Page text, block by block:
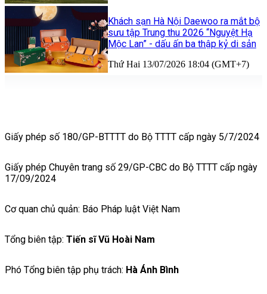
Khách sạn Hà Nội Daewoo ra mắt bộ
sưu tập Trung thu 2026 “Nguyệt Hạ
Mộc Lan” - dấu ấn ba thập kỷ di sản
Thứ Hai 13/07/2026 18:04 (GMT+7)
Giấy phép số 180/GP-BTTTT do Bộ TTTT cấp ngày 5/7/2024
Giấy phép Chuyên trang số 29/GP-CBC do Bộ TTTT cấp ngày
17/09/2024
Cơ quan chủ quản: Báo Pháp luật Việt Nam
Tổng biên tập: Tiến sĩ Vũ Hoài Nam
Phó Tổng biên tập phụ trách: Hà Ánh Bình